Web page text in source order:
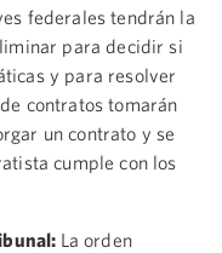
federales tendrán la
para decidir si
y para resolver
contratos tomarán
un contrato y se
cumple con los
La orden